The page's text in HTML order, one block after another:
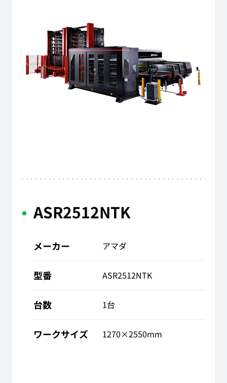
ASR2512NTK
メーカー アマダ
型番 ASR2512NTK
台数 1台
ワークサイズ 1270×2550mm